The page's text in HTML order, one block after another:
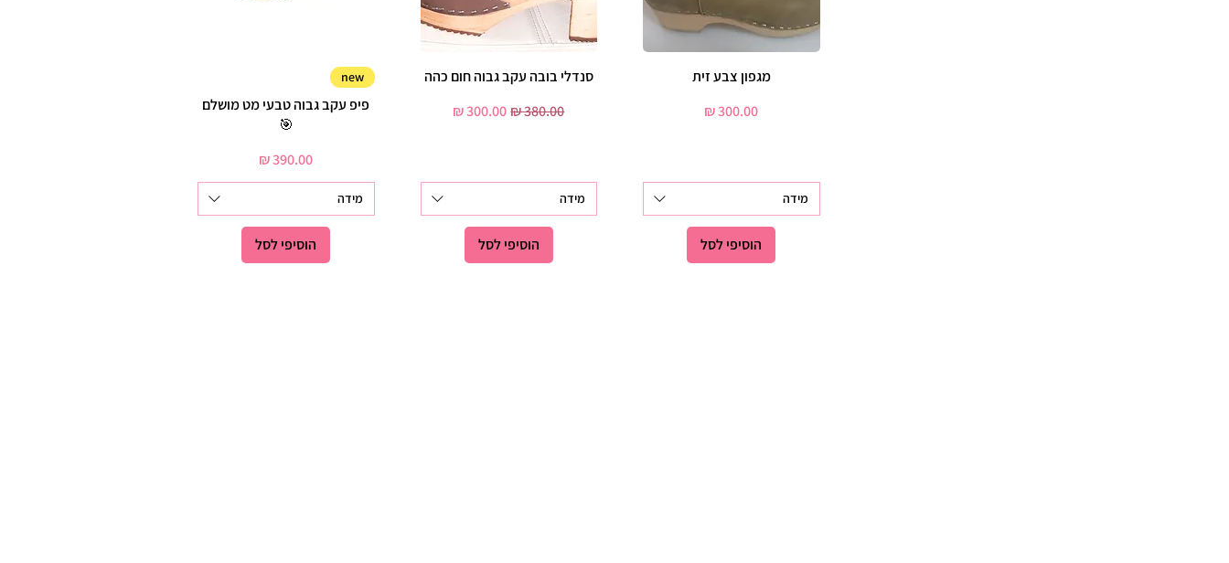
תצוגה מהירה
מגפון צבע זית
מחיר
מידה
הוסיפי לסל
תצוגה מהירה
סנדלי בובה עקב גבוה חום כהה
מחיר רגיל‏380.00 ‏₪ מחיר מבצע
מידה
הוסיפי לסל
new
פיפ עקב גבוה טבעי מט מושלם
🎯
מחיר
מידה
הוסיפי לסל